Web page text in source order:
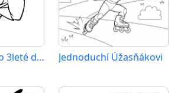
Úžasňákovi pro 3leté děti Jednoduchí Úžasňákovi